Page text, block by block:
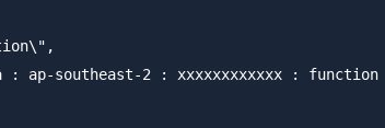
southeast-2 : xxxxxxxxxxxx : function :